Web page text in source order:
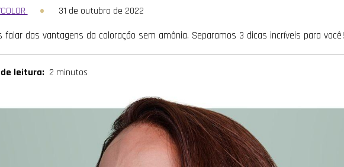
31 de outubro de 2022
falar das vantagens da coloração sem amônia. Separamos 3 dicas incríveis para você!
leitura: 2 minutos